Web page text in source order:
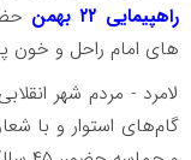
راهپیمایی ۲۲ بهمن
های امام راحل و خون
لامرد - مردم شهر
گام‌های استوار و با